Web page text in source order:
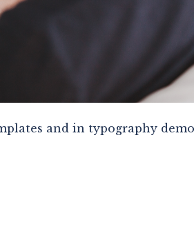
and in typography